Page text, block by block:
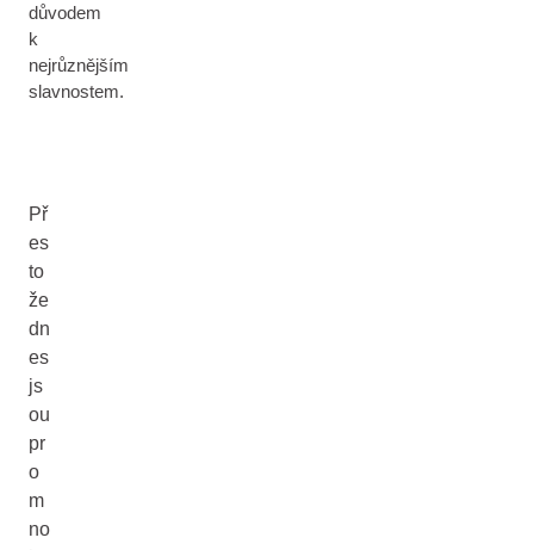
důvodem
k
nejrůznějším
slavnostem.
Př
es
to
že
dn
es
js
ou
pr
o
m
no